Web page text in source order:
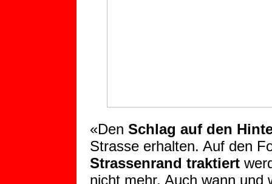
«Den Schlag auf den
Strasse erhalten. Auf den
Strassenrand traktiert
nicht mehr. Auch wann und